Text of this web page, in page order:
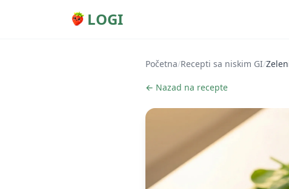
LOGI
Početna/Recepti sa niskim GI/
← Nazad na recepte